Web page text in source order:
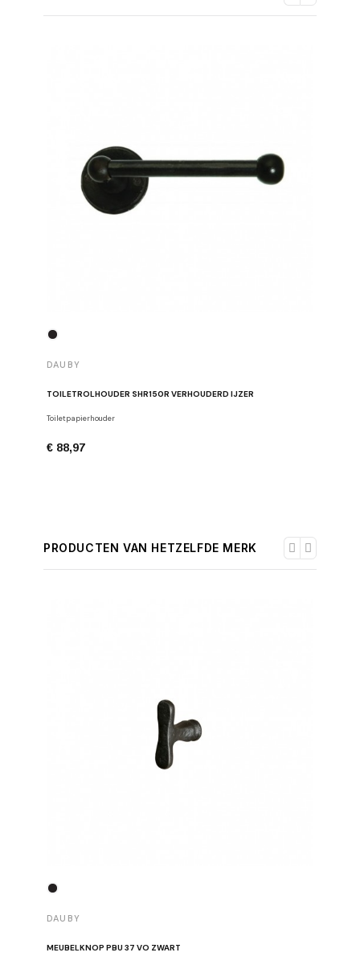
DAUBY
TOILETROLHOUDER SHR150R VERHOUDERD IJZER
Toiletpapierhouder
€ 88,97
PRODUCTEN VAN HETZELFDE MERK
DAUBY
MEUBELKNOP PBU 37 VO ZWART